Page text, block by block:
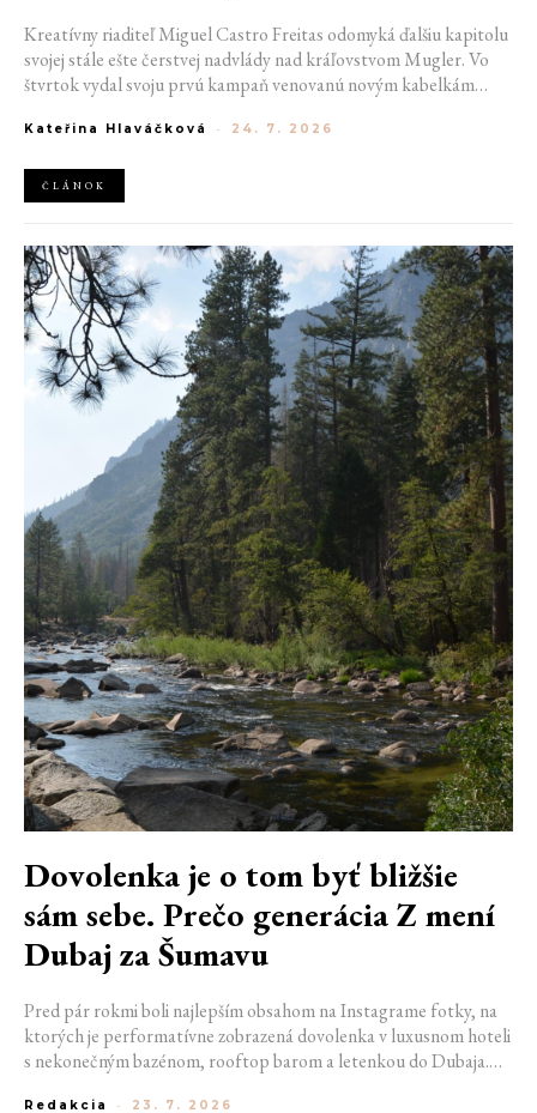
Kreatívny riaditeľ Miguel Castro Freitas odomyká ďalšiu kapitolu
svojej stále ešte čerstvej nadvlády nad kráľovstvom Mugler. Vo
štvrtok vydal svoju prvú kampaň venovanú novým kabelkám
návrhár do módneho domu prišiel. Umne kombinuje výrazy
podobu ženskosti.
Kateřina Hlaváčková - 24. 7. 2026
ČLÁNOK
Dovolenka je o tom byť bližšie
sám sebe. Prečo generácia Z mení
Dubaj za Šumavu
Pred pár rokmi boli najlepším obsahom na Instagrame fotky, na
ktorých je performatívne zobrazená dovolenka v luxusnom hoteli
s nekonečným bazénom, rooftop barom a letenkou do Dubaja.
Redakcia - 23. 7. 2026